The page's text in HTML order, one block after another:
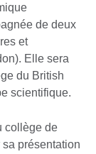
de deux
et
Elle sera
du British
scientifique.
collège de
présentation